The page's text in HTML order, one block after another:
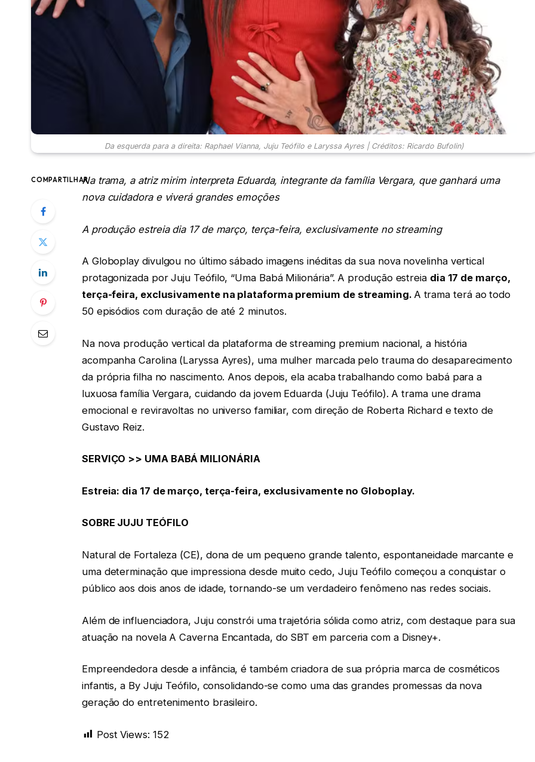
Da esquerda para a direita: Raphael Vianna, Juju Teófilo e Laryssa Ayres | Créditos: Ricardo Bufolin)
COMPARTILHARNa trama, a atriz mirim interpreta Eduarda, integrante da família Vergara, que ganhará uma
nova cuidadora e viverá grandes emoções
A produção estreia dia 17 de março, terça-feira, exclusivamente no streaming
A Globoplay divulgou no último sábado imagens inéditas da sua nova novelinha vertical
protagonizada por Juju Teófilo, “Uma Babá Milionária”. A produção estreia dia 17 de março,
terça-feira, exclusivamente na plataforma premium de streaming. A trama terá ao todo
50 episódios com duração de até 2 minutos.
Na nova produção vertical da plataforma de streaming premium nacional, a história
acompanha Carolina (Laryssa Ayres), uma mulher marcada pelo trauma do desaparecimento
da própria filha no nascimento. Anos depois, ela acaba trabalhando como babá para a
luxuosa família Vergara, cuidando da jovem Eduarda (Juju Teófilo). A trama une drama
emocional e reviravoltas no universo familiar, com direção de Roberta Richard e texto de
Gustavo Reiz.
SERVIÇO >> UMA BABÁ MILIONÁRIA
Estreia: dia 17 de março, terça-feira, exclusivamente no Globoplay.
SOBRE JUJU TEÓFILO
Natural de Fortaleza (CE), dona de um pequeno grande talento, espontaneidade marcante e
uma determinação que impressiona desde muito cedo, Juju Teófilo começou a conquistar o
público aos dois anos de idade, tornando-se um verdadeiro fenômeno nas redes sociais.
Além de influenciadora, Juju constrói uma trajetória sólida como atriz, com destaque para sua
atuação na novela A Caverna Encantada, do SBT em parceria com a Disney+.
Empreendedora desde a infância, é também criadora de sua própria marca de cosméticos
infantis, a By Juju Teófilo, consolidando-se como uma das grandes promessas da nova
geração do entretenimento brasileiro.
Post Views: 152